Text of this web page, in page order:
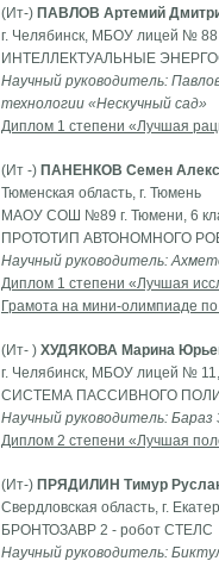
(Ит-) ПАВЛОВ Артемий
г. Челябинск, МБОУ лицей №
ИНТЕЛЛЕКТУАЛЬНЫЕ
Научный руководитель:
технологии «Нескучный сад»
Диплом 1 степени «Лучшая
(Ит -) ПАНЕНКОВ Семен
Тюменская область, г. Тюмень
МАОУ СОШ №89 г. Тюмени, 6
ПРОТОТИП АВТОНОМНОГО
Научный руководитель:
Диплом 1 степени «Лучшая
Грамота на мини-олимпиаде
(Ит- ) ХУДЯКОВА Марина
г. Челябинск, МБОУ лицей № 11,
СИСТЕМА ПАССИВНОГО
Научный руководитель:
Диплом 2 степени «Лучшая
(Ит-) ПРЯДИЛИН Тимур
Свердловская область, г.
БРОНТОЗАВР 2 - робот СТЕЛС
Научный руководитель: